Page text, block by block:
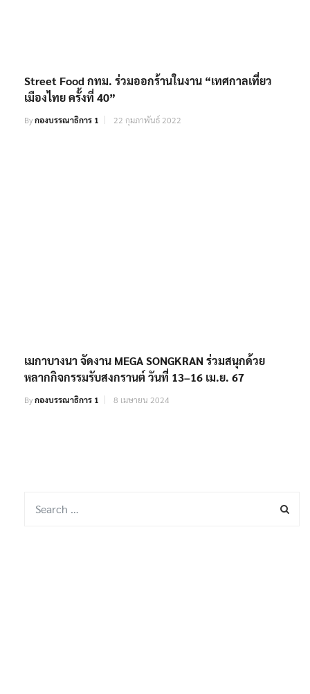
Street Food กทม. ร่วมออกร้านในงาน “เทศกาลเที่ยว
เมืองไทย ครั้งที่ 40”
Byกองบรรณาธิการ 1 22 กุมภาพันธ์ 2022
เมกาบางนา จัดงาน MEGA SONGKRAN ร่วมสนุกด้วย
หลากกิจกรรมรับสงกรานต์ วันที่ 13–16 เม.ย. 67
Byกองบรรณาธิการ 1 8 เมษายน 2024